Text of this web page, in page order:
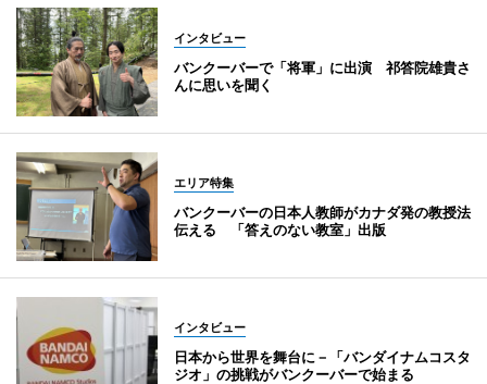
インタビュー
バンクーバーで「将軍」に出演 祁答院雄貴さ
んに思いを聞く
エリア特集
バンクーバーの日本人教師がカナダ発の教授法
伝える 「答えのない教室」出版
インタビュー
日本から世界を舞台に－「バンダイナムコスタ
ジオ」の挑戦がバンクーバーで始まる